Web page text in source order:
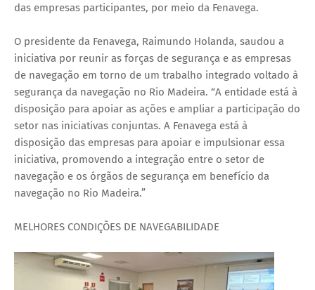
das empresas participantes, por meio da Fenavega.
O presidente da Fenavega, Raimundo Holanda, saudou a
iniciativa por reunir as forças de segurança e as empresas
de navegação em torno de um trabalho integrado voltado à
segurança da navegação no Rio Madeira. “A entidade está à
disposição para apoiar as ações e ampliar a participação do
setor nas iniciativas conjuntas. A Fenavega está à
disposição das empresas para apoiar e impulsionar essa
iniciativa, promovendo a integração entre o setor de
navegação e os órgãos de segurança em benefício da
navegação no Rio Madeira.”
MELHORES CONDIÇÕES DE NAVEGABILIDADE